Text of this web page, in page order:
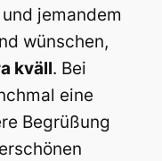
jemandem
wünschen,
kväll. Bei
eine
Begrüßung